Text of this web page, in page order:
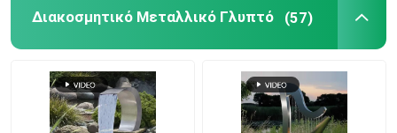
Χάλυβα κάδο σκουπιδιών
Διακοσμητικό Μεταλλικό Γλυπτό (57)